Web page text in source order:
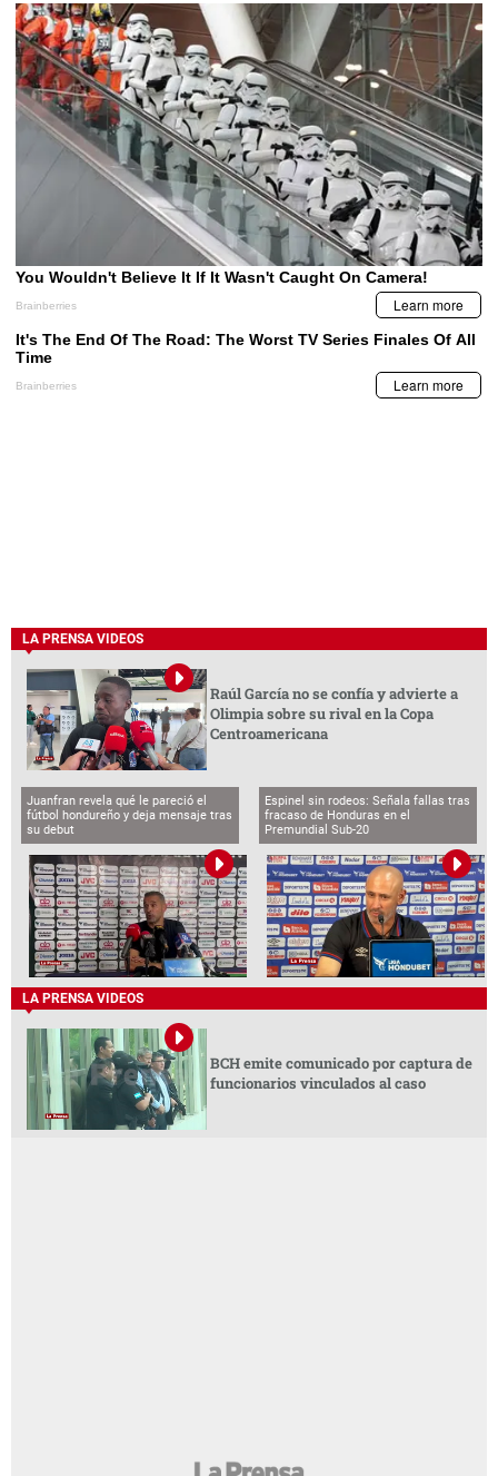
LA PRENSA VIDEOS
Raúl García no se confía y advierte a
Olimpia sobre su rival en la Copa
Centroamericana
Juanfran revela qué le pareció el
fútbol hondureño y deja mensaje tras
su debut
Espinel sin rodeos: Señala fallas tras
fracaso de Honduras en el
Premundial Sub-20
LA PRENSA VIDEOS
BCH emite comunicado por captura de
funcionarios vinculados al caso